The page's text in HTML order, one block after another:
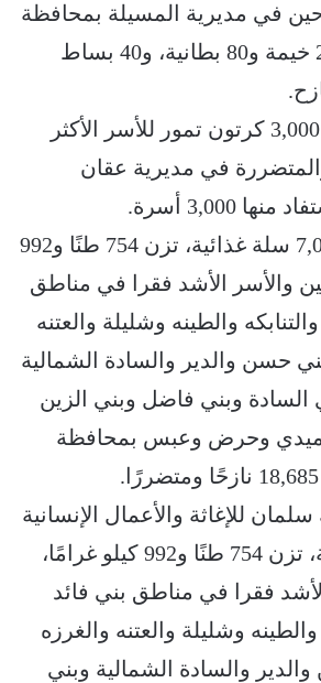
في مديرية المسيلة بمحافظة
المهرة، شملت 20 خيمة و80 بطانية، و40 بساط
كما وزع المركز ، 3,000 كرتون تمور للأسر الأكثر
والمتضررة في مديرية عقان
3,000 أسرة.
ووزع المركز ، 7,056 سلة غذائية، تزن 754 طنًا و992
والأسر الأشد فقرا في مناطق
والطينه وشليلة والعتنه
حسن والدير والسادة الشمالية
وبني فاضل وبني الزين
ميدي وحرض وعبس بمحافظة
للإغاثة والأعمال الإنسانية
،7,056 سلة غذائية، تزن 754 طنًا و992 كيلو غرامًا،
فقرا في مناطق بني فائد
والطينه وشليلة والعتنه والغرزه
والسادة الشمالية وبني